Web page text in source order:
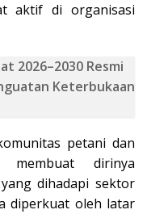
aktif di organisasi
2026–2030 Resmi
Keterbukaan
petani dan
membuat dirinya
dihadapi sektor
diperkuat oleh latar